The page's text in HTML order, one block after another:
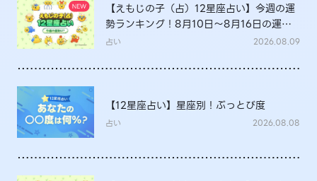
【えもじの子（占）12星座占い】今週の運
勢ランキング！8月10日～8月16日の運勢
は？
占い 2026.08.09
【12星座占い】星座別！ぶっとび度
占い 2026.08.08